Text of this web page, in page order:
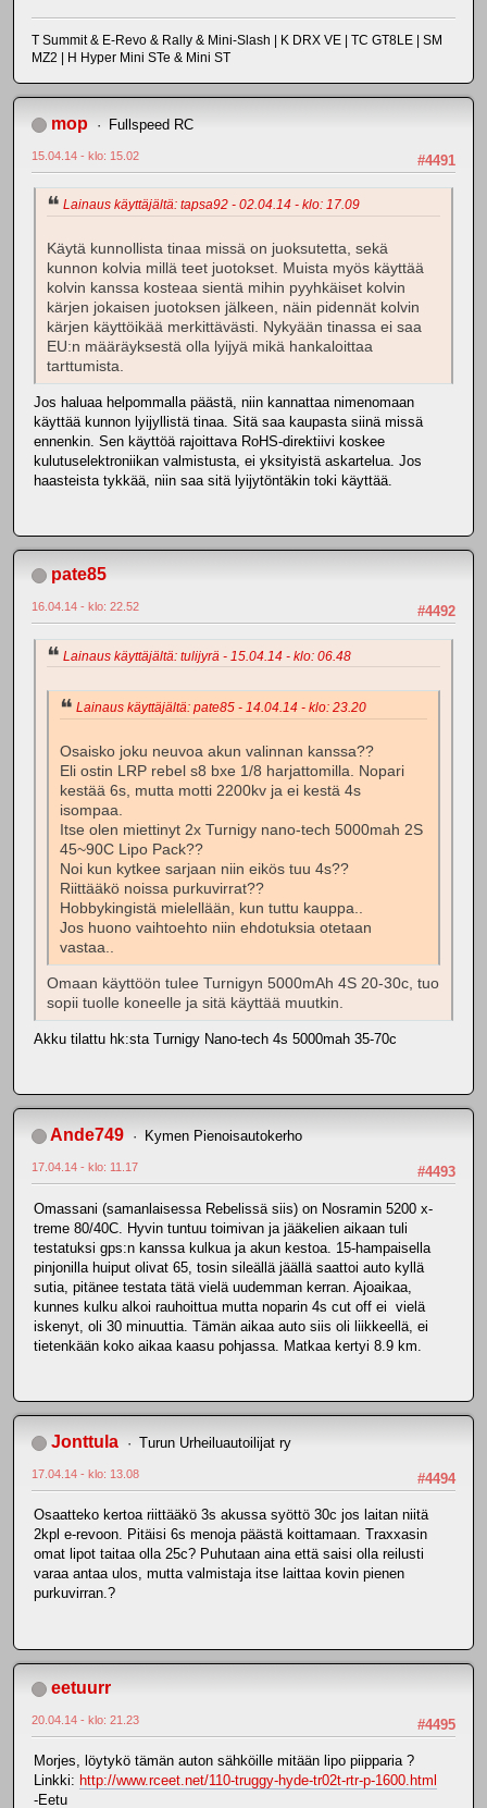
T Summit & E-Revo & Rally & Mini-Slash | K DRX VE | TC GT8LE | SM
MZ2 | H Hyper Mini STe & Mini ST
mop Fullspeed RC
#4491
15.04.14 - klo: 15.02
Lainaus käyttäjältä: tapsa92 - 02.04.14 - klo: 17.09
Käytä kunnollista tinaa missä on juoksutetta, sekä
kunnon kolvia millä teet juotokset. Muista myös käyttää
kolvin kanssa kosteaa sientä mihin pyyhkäiset kolvin
kärjen jokaisen juotoksen jälkeen, näin pidennät kolvin
kärjen käyttöikää merkittävästi. Nykyään tinassa ei saa
EU:n määräyksestä olla lyijyä mikä hankaloittaa
tarttumista.
Jos haluaa helpommalla päästä, niin kannattaa nimenomaan
käyttää kunnon lyijyllistä tinaa. Sitä saa kaupasta siinä missä
ennenkin. Sen käyttöä rajoittava RoHS-direktiivi koskee
kulutuselektroniikan valmistusta, ei yksityistä askartelua. Jos
haasteista tykkää, niin saa sitä lyijytöntäkin toki käyttää.
pate85
#4492
16.04.14 - klo: 22.52
Lainaus käyttäjältä: tulijyrä - 15.04.14 - klo: 06.48
Lainaus käyttäjältä: pate85 - 14.04.14 - klo: 23.20
Osaisko joku neuvoa akun valinnan kanssa??
Eli ostin LRP rebel s8 bxe 1/8 harjattomilla. Nopari
kestää 6s, mutta motti 2200kv ja ei kestä 4s
isompaa.
Itse olen miettinyt 2x Turnigy nano-tech 5000mah 2S
45~90C Lipo Pack??
Noi kun kytkee sarjaan niin eikös tuu 4s??
Riittääkö noissa purkuvirrat??
Hobbykingistä mielellään, kun tuttu kauppa..
Jos huono vaihtoehto niin ehdotuksia otetaan
vastaa..
Omaan käyttöön tulee Turnigyn 5000mAh 4S 20-30c, tuo
sopii tuolle koneelle ja sitä käyttää muutkin.
Akku tilattu hk:sta Turnigy Nano-tech 4s 5000mah 35-70c
Ande749 Kymen Pienoisautokerho
#4493
17.04.14 - klo: 11.17
Omassani (samanlaisessa Rebelissä siis) on Nosramin 5200 x-
treme 80/40C. Hyvin tuntuu toimivan ja jääkelien aikaan tuli
testatuksi gps:n kanssa kulkua ja akun kestoa. 15-hampaisella
pinjonilla huiput olivat 65, tosin sileällä jäällä saattoi auto kyllä
sutia, pitänee testata tätä vielä uudemman kerran. Ajoaikaa,
kunnes kulku alkoi rauhoittua mutta noparin 4s cut off ei vielä
iskenyt, oli 30 minuuttia. Tämän aikaa auto siis oli liikkeellä, ei
tietenkään koko aikaa kaasu pohjassa. Matkaa kertyi 8.9 km.
Jonttula Turun Urheiluautoilijat ry
#4494
17.04.14 - klo: 13.08
Osaatteko kertoa riittääkö 3s akussa syöttö 30c jos laitan niitä
2kpl e-revoon. Pitäisi 6s menoja päästä koittamaan. Traxxasin
omat lipot taitaa olla 25c? Puhutaan aina että saisi olla reilusti
varaa antaa ulos, mutta valmistaja itse laittaa kovin pienen
purkuvirran.?
eetuurr
#4495
20.04.14 - klo: 21.23
Morjes, löytykö tämän auton sähköille mitään lipo piipparia ?
Linkki: http://www.rceet.net/110-truggy-hyde-tr02t-rtr-p-1600.html
-Eetu